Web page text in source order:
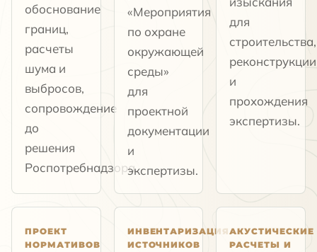
обоснование
границ,
расчеты
шума и
выбросов,
сопровождение
до
решения
Роспотребнадзора.
«Мероприятия
по охране
окружающей
среды»
для
проектной
документации
и
экспертизы.
для
строительства,
реконструкции
и
прохождения
экспертизы.
ПРОЕКТ
НОРМАТИВОВ
ИНВЕНТАРИЗАЦИЯ
ИСТОЧНИКОВ
АКУСТИЧЕСКИЕ
РАСЧЕТЫ И